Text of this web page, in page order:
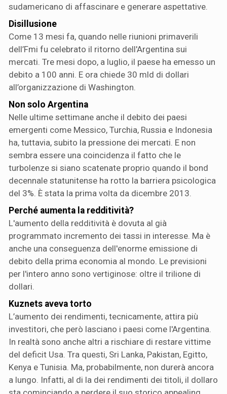
sudamericano di affascinare e generare aspettative.
Disillusione
Come 13 mesi fa, quando nelle riunioni primaverili
dell’Fmi fu celebrato il ritorno dell'Argentina sui
mercati. Tre mesi dopo, a luglio, il paese ha emesso un
debito a 100 anni. E ora chiede 30 mld di dollari
all’organizzazione di Washington.
Non solo Argentina
Nelle ultime settimane anche il debito dei paesi
emergenti come Messico, Turchia, Russia e Indonesia
ha, tuttavia, subito la pressione dei mercati. E non
sembra essere una coincidenza il fatto che le
turbolenze si siano scatenate proprio quando il bond
decennale statunitense ha rotto la barriera psicologica
del 3%. È stata la prima volta da dicembre 2013.
Perché aumenta la redditività?
L'aumento della redditività è dovuta al già
programmato incremento dei tassi in interesse. Ma è
anche una conseguenza dell'enorme emissione di
debito della prima economia al mondo. Le previsioni
per l'intero anno sono vertiginose: oltre il trilione di
dollari.
Kuznets aveva torto
L’aumento dei rendimenti, tecnicamente, attira più
investitori, che però lasciano i paesi come l'Argentina.
In realtà sono anche altri a rischiare di restare vittime
del deficit Usa. Tra questi, Sri Lanka, Pakistan, Egitto,
Kenya e Tunisia. Ma, probabilmente, non durerà ancora
a lungo. Infatti, al di la dei rendimenti dei titoli, il dollaro